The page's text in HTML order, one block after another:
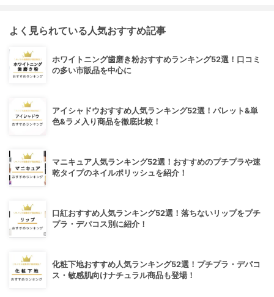
よく見られている人気おすすめ記事
ホワイトニング歯磨き粉おすすめランキング52選！口コミ
の多い市販品を中心に
アイシャドウおすすめ人気ランキング52選！パレット&単
色&ラメ入り商品を徹底比較！
マニキュア人気ランキング52選！おすすめのプチプラや速
乾タイプのネイルポリッシュを紹介！
口紅おすすめ人気ランキング52選！落ちないリップをプチ
プラ・デパコス別に紹介！
化粧下地おすすめ人気ランキング52選！プチプラ・デパコ
ス・敏感肌向けナチュラル商品も登場！